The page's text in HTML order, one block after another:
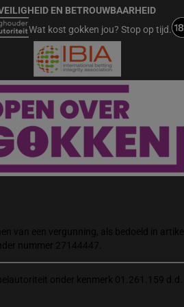
EN BETROUWBAARHEID
Wat kost gokken jou? Stop op tijd.
van een vergunning, als bedoeld in artikel
nummer 27144447.
onder kenmerk 01.261.159 d.d.